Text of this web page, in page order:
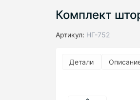
Комплект
Артикул: НГ-752
Детали